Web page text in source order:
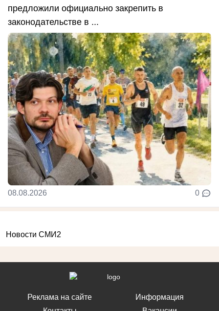
предложили официально закрепить в
законодательстве в ...
08.08.2026 0
Новости СМИ2
Реклама на сайте
Информация